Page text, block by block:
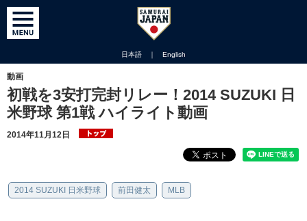
日本語 ｜ English
動画
初戦を3安打完封リレー！2014 SUZUKI 日
米野球 第1戦 ハイライト動画
2014年11月12日
2014 SUZUKI 日米野球 前田健太 MLB